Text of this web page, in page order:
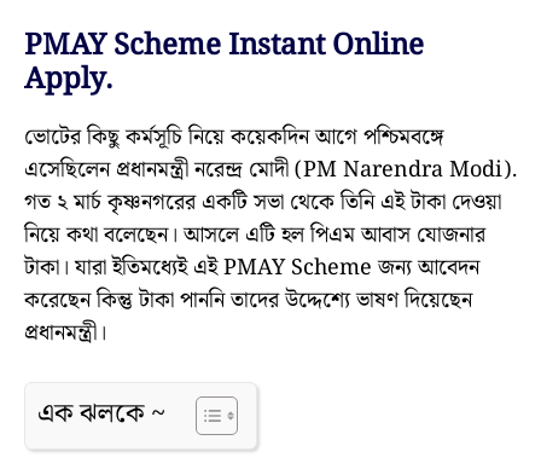
PMAY Scheme Instant Online
Apply.
ভোটের কিছু কর্মসূচি নিয়ে কয়েকদিন আগে পশ্চিমবঙ্গে
এসেছিলেন প্রধানমন্ত্রী নরেন্দ্র মোদী (PM Narendra Modi).
গত ২ মার্চ কৃষ্ণনগরের একটি সভা থেকে তিনি এই টাকা দেওয়া
নিয়ে কথা বলেছেন। আসলে এটি হল পিএম আবাস যোজনার
টাকা। যারা ইতিমধ্যেই এই PMAY Scheme জন্য আবেদন
করেছেন কিন্তু টাকা পাননি তাদের উদ্দেশ্যে ভাষণ দিয়েছেন
প্রধানমন্ত্রী।
এক ঝলকে ~